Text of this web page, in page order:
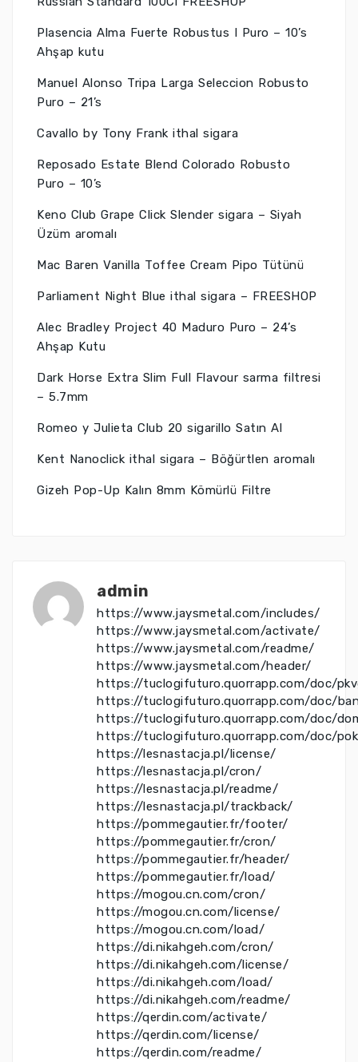
Plasencia Alma Fuerte Robustus I Puro – 10’s
Ahşap kutu
Manuel Alonso Tripa Larga Seleccion Robusto
Puro – 21’s
Cavallo by Tony Frank ithal sigara
Reposado Estate Blend Colorado Robusto
Puro – 10’s
Keno Club Grape Click Slender sigara – Siyah
Üzüm aromalı
Mac Baren Vanilla Toffee Cream Pipo Tütünü
Parliament Night Blue ithal sigara – FREESHOP
Alec Bradley Project 40 Maduro Puro – 24’s
Ahşap Kutu
Dark Horse Extra Slim Full Flavour sarma filtresi
– 5.7mm
Romeo y Julieta Club 20 sigarillo Satın Al
Kent Nanoclick ithal sigara – Böğürtlen aromalı
Gizeh Pop-Up Kalın 8mm Kömürlü Filtre
admin
https://www.jaysmetal.com/includes/
https://www.jaysmetal.com/activate/
https://www.jaysmetal.com/readme/
https://www.jaysmetal.com/header/
https://tuclogifuturo.quorrapp.com/doc/
https://tuclogifuturo.quorrapp.com/doc/
https://tuclogifuturo.quorrapp.com/doc/
https://tuclogifuturo.quorrapp.com/doc/
https://lesnastacja.pl/license/
https://lesnastacja.pl/cron/
https://lesnastacja.pl/readme/
https://lesnastacja.pl/trackback/
https://pommegautier.fr/footer/
https://pommegautier.fr/cron/
https://pommegautier.fr/header/
https://pommegautier.fr/load/
https://mogou.cn.com/cron/
https://mogou.cn.com/license/
https://mogou.cn.com/load/
https://di.nikahgeh.com/cron/
https://di.nikahgeh.com/license/
https://di.nikahgeh.com/load/
https://di.nikahgeh.com/readme/
https://qerdin.com/activate/
https://qerdin.com/license/
https://qerdin.com/readme/